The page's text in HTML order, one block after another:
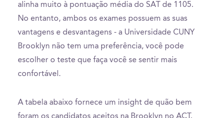
alinha muito à pontuação média do SAT de 1105.
No entanto, ambos os exames possuem as suas
vantagens e desvantagens - a Universidade CUNY
Brooklyn não tem uma preferência, você pode
escolher o teste que faça você se sentir mais
confortável.
A tabela abaixo fornece um insight de quão bem
foram os candidatos aceitos na Brooklyn no ACT.